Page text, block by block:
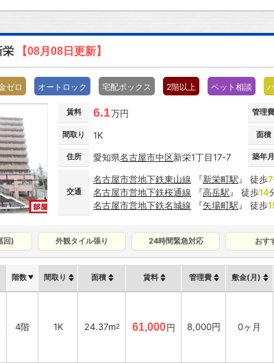
栄 【08月08日更新】
ゼロ オートロック 宅配ボックス 2階以上 ペット相談
賃料 6.1万円 管理費
間取り 1K 面積
住所 愛知県名古屋市中区新栄1丁目17-7 築年月
交通
名古屋市営地下鉄東山線 『新栄町駅 』 徒歩7
名古屋市営地下鉄桜通線 『高岳駅 』 徒歩14
名古屋市営地下鉄名城線 『矢場町駅 』 徒歩
回) 外観タイル張り 24時間緊急対応 おす
階数 間取り 面積 賃料 管理費 敷金(月)
4階 1K 24.37m2 61,000円 8,000円 0ヶ月